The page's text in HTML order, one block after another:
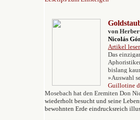
von
Nicolás
Artikel
Das
bislang
»Auswahl
Guillotine
Mosebach hat den Eremiten Don
wiederholt besucht und seine
bewohnten Erde eindrucksreich